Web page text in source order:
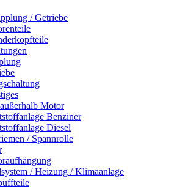
/ Getriebe
Motor
Benziner
Diesel
/ Spannrolle
/ Heizung / Klimaanlage